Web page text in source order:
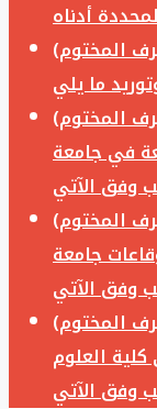
المختوم)
المختوم)
في جامعة
المختوم)
جامعة
المختوم)
العلوم